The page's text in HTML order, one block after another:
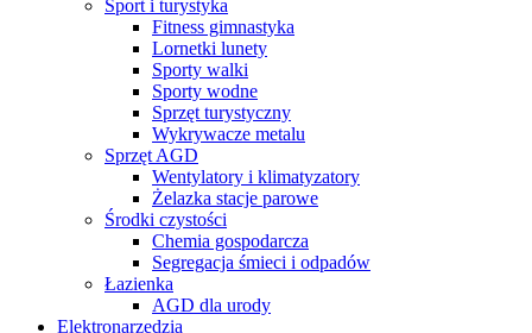
Sport i turystyka
Fitness gimnastyka
Lornetki lunety
Sporty walki
Sporty wodne
Sprzęt turystyczny
Wykrywacze metalu
Sprzęt AGD
Wentylatory i klimatyzatory
Żelazka stacje parowe
Środki czystości
Chemia gospodarcza
Segregacja śmieci i odpadów
Łazienka
AGD dla urody
Elektronarzędzia